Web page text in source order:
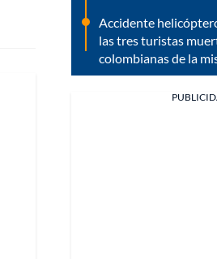
Accidente
las tres turistas
colombianas de la